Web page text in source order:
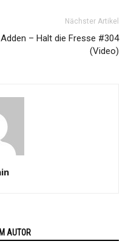
Nächster Artikel
Adden – Halt die Fresse #304
(Video)
AUTOR